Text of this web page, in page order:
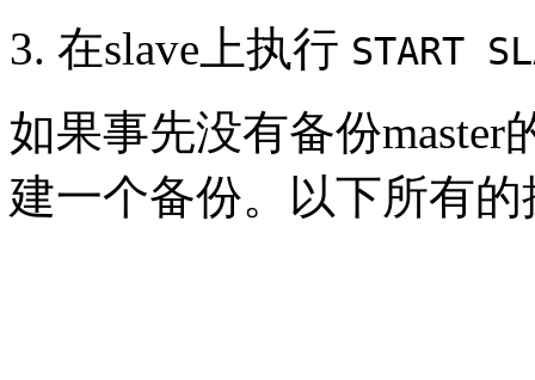
在slave上执行 START
如果事先没有备份
建一个备份。以下所有的